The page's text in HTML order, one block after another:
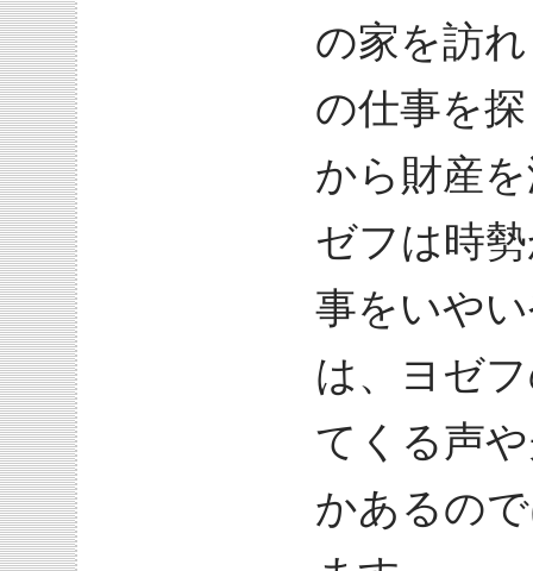
の家を訪
の仕事を
から財産
ゼフは時
事をいや
は、ヨゼ
てくる声
かあるの